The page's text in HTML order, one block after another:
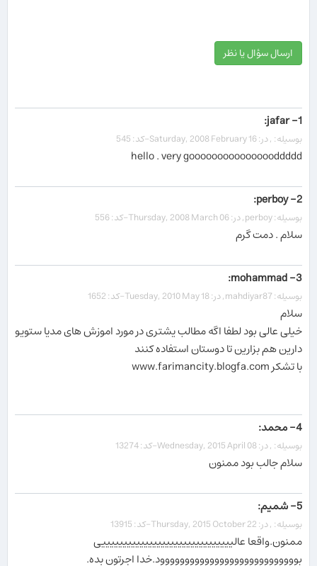
ارسال سؤال یا نظر
1- jafar:
بوسیله: , در: Saturday, 2008 February 16-کد: 545
hello . very goooooooooooooooddddd
2- perboy:
بوسیله: perboy, در: Thursday, 2008 March 06-کد: 556
سلام . دمت گرم
3- mohammad:
بوسیله: mahdiyar87, در: Tuesday, 2010 May 18-کد: 1652
سلام
خیلی عالی بود لطفا اگه مطالب یشتری در مورد اموزش های مدیا ستویو
دارین هم بزارین تا دوستان استفاده کنند
با تشکر www.farimancity.blogfa.com
4- محمد:
بوسیله: , در: Wednesday, 2015 April 08-کد: 13274
سلام جالب بود ممنون
5- شمیم:
بوسیله: , در: Thursday, 2015 October 22-کد: 13915
ممنون.واقعا عالیییییییییییییییییییییییییییییییی
بوووووووووووووووووووووووووووود.خدا اجرتون بده.